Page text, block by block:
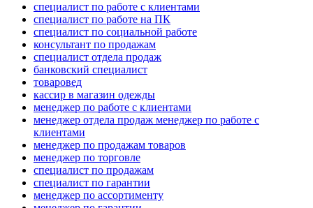
специалист по работе с клиентами
специалист по работе на ПК
специалист по социальной работе
консультант по продажам
специалист отдела продаж
банковский специалист
товаровед
кассир в магазин одежды
менеджер по работе с клиентами
менеджер отдела продаж менеджер по работе с
клиентами
менеджер по продажам товаров
менеджер по торговле
специалист по продажам
специалист по гарантии
менеджер по ассортименту